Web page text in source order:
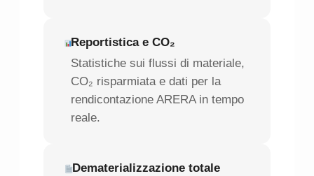
Reportistica e CO₂
Statistiche sui flussi di materiale,
CO₂ risparmiata e dati per la
rendicontazione ARERA in tempo
reale.
Dematerializzazione totale